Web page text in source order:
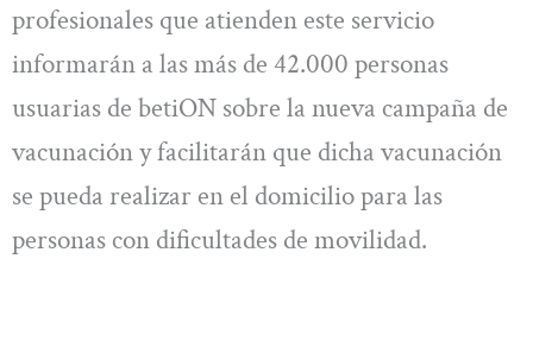
profesionales que atienden este servicio
informarán a las más de 42.000 personas
usuarias de betiON sobre la nueva campaña de
vacunación y facilitarán que dicha vacunación
se pueda realizar en el domicilio para las
personas con dificultades de movilidad.